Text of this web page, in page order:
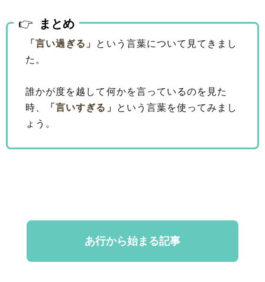
まとめ
「言い過ぎる」 という言葉について見てきまし
た。
誰かが度を越して何かを言っているのを見た
時、
「言いすぎる」
という言葉を使ってみまし
ょう。
あ行から始まる記事